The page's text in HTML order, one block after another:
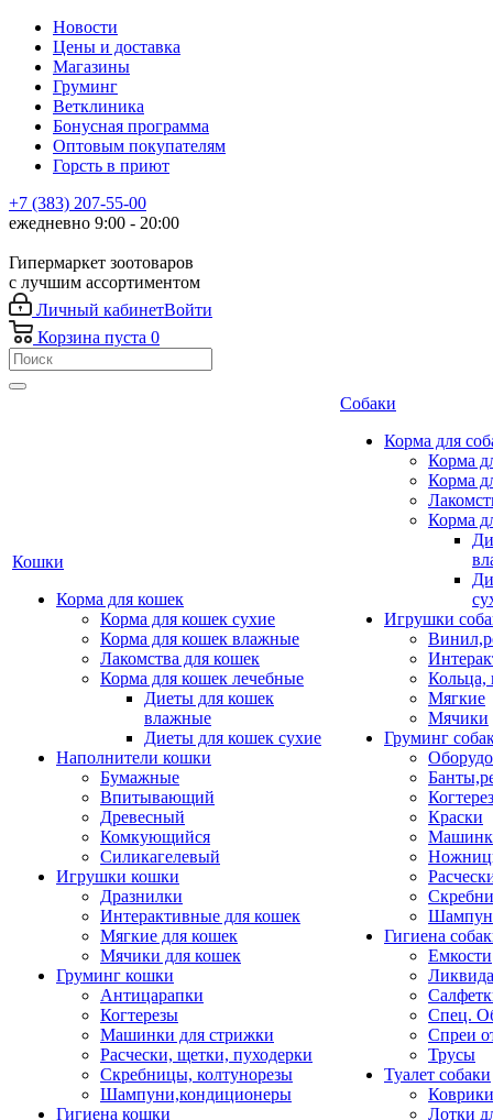
Новости
Цены и доставка
Магазины
Груминг
Ветклиника
Бонусная программа
Оптовым покупателям
Горсть в приют
+7 (383) 207-55-00
ежедневно 9:00 - 20:00
Гипермаркет зоотоваров
с лучшим ассортиментом
Личный кабинетВойти
Корзина пуста 0
Кошки
Корма для кошек
Корма для кошек сухие
Корма для кошек влажные
Лакомства для кошек
Корма для кошек лечебные
Диеты для кошек
влажные
Диеты для кошек сухие
Наполнители кошки
Бумажные
Впитывающий
Древесный
Комкующийся
Силикагелевый
Игрушки кошки
Дразнилки
Интерактивные для кошек
Мягкие для кошек
Мячики для кошек
Груминг кошки
Антицарапки
Когтерезы
Машинки для стрижки
Расчески, щетки, пуходерки
Скребницы, колтунорезы
Шампуни,кондиционеры
Гигиена кошки
Собаки
Корма для
Корма
Корма
Корма
Игрушки
Кольца,
Мягкие
Мячики
Груминг
Краски
Гигиена
Емкости
Спец.
Спреи
Трусы
Туалет собаки
Коврики
Лотки